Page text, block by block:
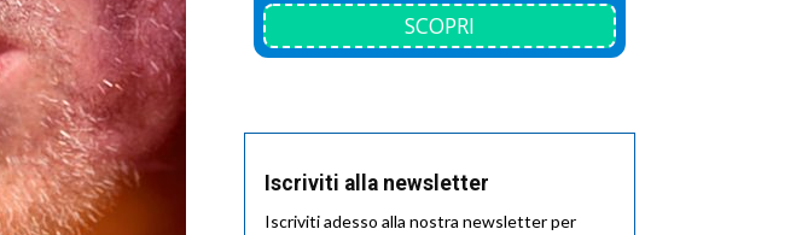
SCOPRI
Iscriviti alla newsletter
Iscriviti adesso alla nostra newsletter per